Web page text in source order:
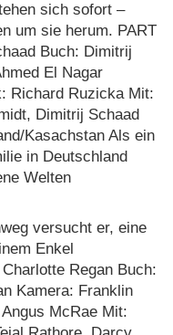
sich sofort –
um sie herum. PART
Buch: Dimitrij
El Nagar
Richard Ruzicka Mit:
Dimitrij Schaad
​Kasachstan Als ein
in Deutschland
Welten
versucht er, eine
Enkel
Regan Buch:
Kamera: Franklin
McRae Mit: